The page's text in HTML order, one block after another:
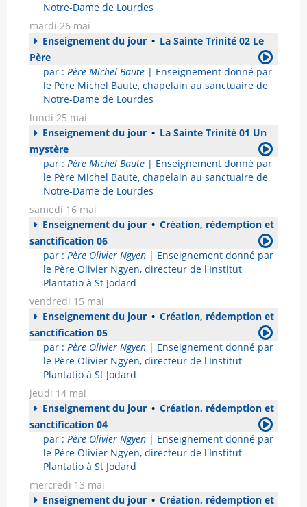
Notre-Dame de Lourdes
mardi 26 mai
Enseignement du jour • La Sainte Trinité 02 Le
Père
par : Père Michel Baute | Enseignement donné par
le Père Michel Baute, chapelain au sanctuaire de
Notre-Dame de Lourdes
lundi 25 mai
Enseignement du jour • La Sainte Trinité 01 Un
mystère
par : Père Michel Baute | Enseignement donné par
le Père Michel Baute, chapelain au sanctuaire de
Notre-Dame de Lourdes
samedi 16 mai
Enseignement du jour • Création, rédemption et
sanctification 06
par : Père Olivier Ngyen | Enseignement donné par
le Père Olivier Ngyen, directeur de l'Institut
Plantatio à St Jodard
vendredi 15 mai
Enseignement du jour • Création, rédemption et
sanctification 05
par : Père Olivier Ngyen | Enseignement donné par
le Père Olivier Ngyen, directeur de l'Institut
Plantatio à St Jodard
jeudi 14 mai
Enseignement du jour • Création, rédemption et
sanctification 04
par : Père Olivier Ngyen | Enseignement donné par
le Père Olivier Ngyen, directeur de l'Institut
Plantatio à St Jodard
mercredi 13 mai
Enseignement du jour • Création, rédemption et